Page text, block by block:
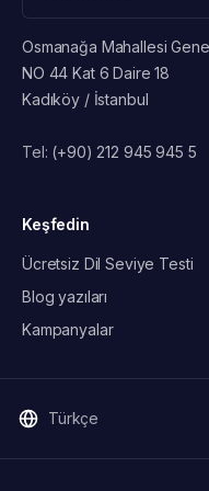
öğrencinin hedef
Üniversiteler
Üniversitesi, British
Concordia
Sağlık ve Biyoteknoloji:
Uygulamalı Kolejler:
📑 YÖK
Osmanağa Mahallesi
NO 44 Kat 6 Daire 18
Kadıköy / İstanbul
Tel: (+90) 212 945 945 5
Keşfedin
Ücretsiz Dil Seviye Testi
Blog yazıları
Kampanyalar
Türkçe